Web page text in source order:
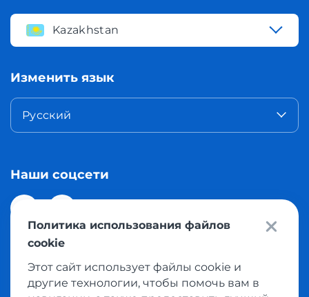
Kazakhstan
Изменить язык
Русский
Наши соцсети
© 2026 Meest Shopping доставка покупок с интернет
магазинов мира в Казахстан. Все права защищены
Политика использования файлов
cookie
Этот сайт использует файлы cookie и
другие технологии, чтобы помочь вам в